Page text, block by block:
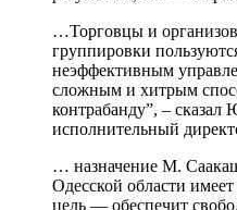
…Торговцы и
группировки
неэффективным
сложным и хитрым
контрабанду”, –
исполнительный
… назначение М.
Одесской области
цель — обеспечит